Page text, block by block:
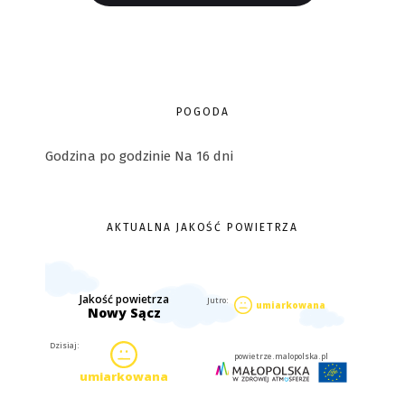
POGODA
Godzina po godzinie Na 16 dni
AKTUALNA JAKOŚĆ POWIETRZA